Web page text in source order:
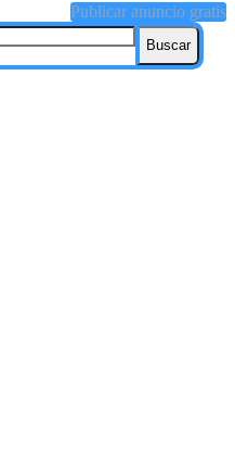
Publicar anuncio gratis
Buscar